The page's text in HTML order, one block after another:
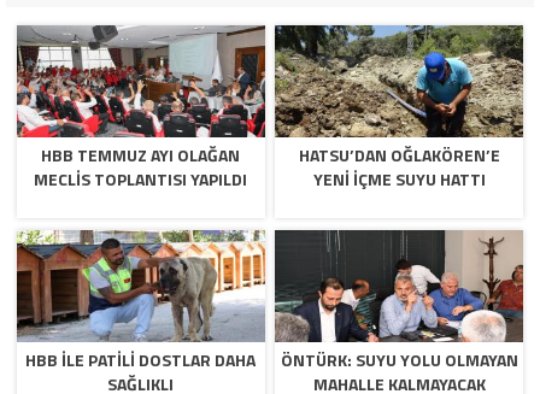
HBB TEMMUZ AYI OLAĞAN
MECLİS TOPLANTISI YAPILDI
HATSU’DAN OĞLAKÖREN’E
YENİ İÇME SUYU HATTI
HBB İLE PATİLİ DOSTLAR DAHA
SAĞLIKLI
ÖNTÜRK: SUYU YOLU OLMAYAN
MAHALLE KALMAYACAK